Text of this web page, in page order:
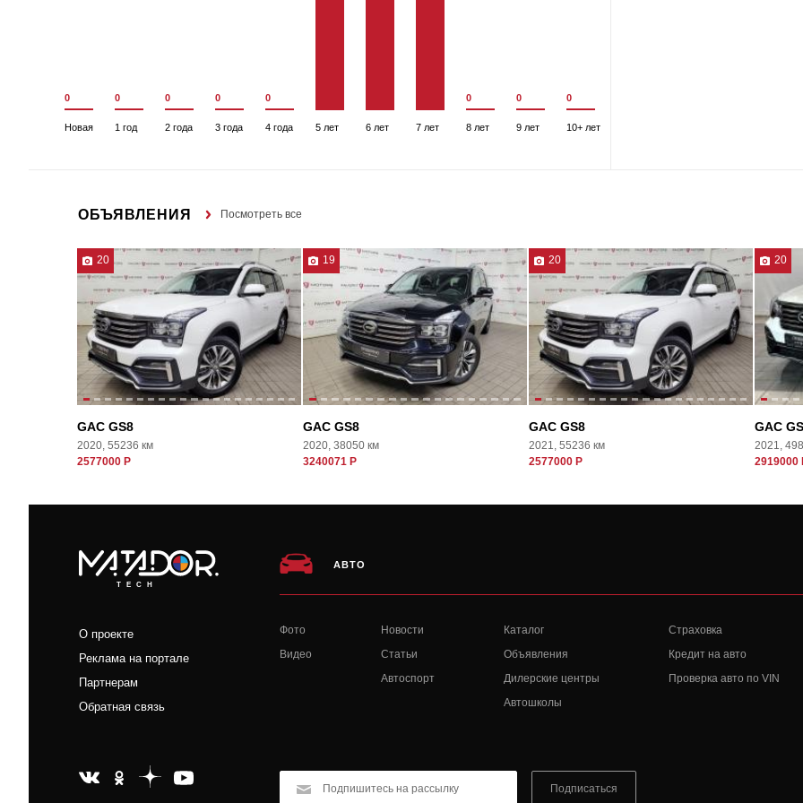
0
Новая
0
1 год
0
2 года
0
3 года
0
4 года 5 лет 6 лет 7 лет
0
8 лет
0
9 лет
0
10+ лет
ОБЪЯВЛЕНИЯ Посмотреть все
20
GAC GS8
2020, 55236 км
2577000 Р
19
GAC GS8
2020, 38050 км
3240071 Р
20
GAC GS8
2021, 55236 км
2577000 Р
20
GAC
2021,
2919000
TECH
О проекте
Реклама на портале
Партнерам
Обратная связь
АВТО
Фото
Видео
Новости
Статьи
Автоспорт
Каталог
Объявления
Дилерские центры
Автошколы
Страховка
Кредит на авто
Проверка авто по VIN
Подписаться